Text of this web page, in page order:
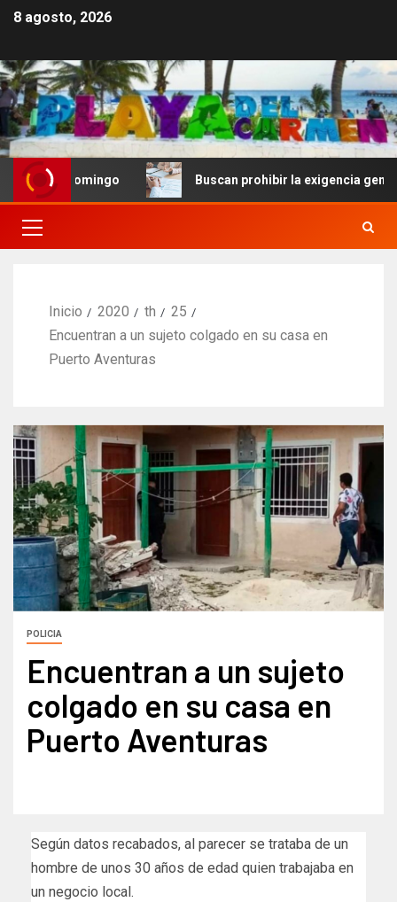
8 agosto, 2026
Domingo Buscan prohibir la exigencia generalizada
Inicio 2020 th
25
Encuentran a un sujeto colgado en su casa en
Puerto Aventuras
POLICIA
Encuentran a un sujeto
colgado en su casa en
Puerto Aventuras
Según datos recabados, al parecer se trataba de un
hombre de unos 30 años de edad quien trabajaba en
un negocio local.